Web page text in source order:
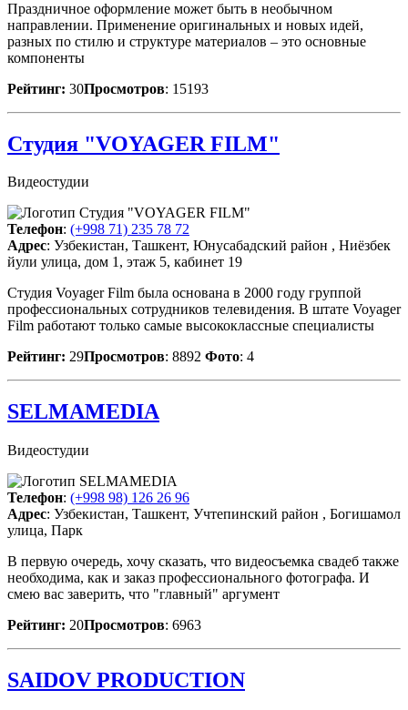
Праздничное оформление может быть в необычном
направлении. Применение оригинальных и новых идей,
разных по стилю и структуре материалов – это основные
компоненты
Рейтинг: 30Просмотров: 15193
Студия "VOYAGER FILM"
Видеостудии
Телефон: (+998 71) 235 78 72
Адрес: Узбекистан, Ташкент, Юнусабадский район , Ниёзбек
йули улица, дом 1, этаж 5, кабинет 19
Студия Voyager Film была основана в 2000 году группой
профессиональных сотрудников телевидения. В штате Voyager
Film работают только самые высококлассные специалисты
Рейтинг: 29Просмотров: 8892 Фото: 4
SELMAMEDIA
Видеостудии
Телефон: (+998 98) 126 26 96
Адрес: Узбекистан, Ташкент, Учтепинский район , Богишамол
улица, Парк
В первую очередь, хочу сказать, что видеосъемка свадеб также
необходима, как и заказ профессионального фотографа. И
смею вас заверить, что "главный" аргумент
Рейтинг: 20Просмотров: 6963
SAIDOV PRODUCTION